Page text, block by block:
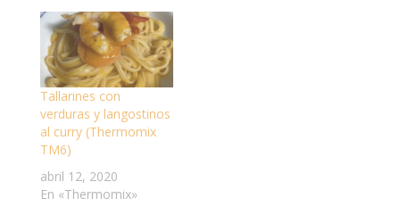
Tallarines con
verduras y langostinos
al curry (Thermomix
TM6)
abril 12, 2020
En «Thermomix»